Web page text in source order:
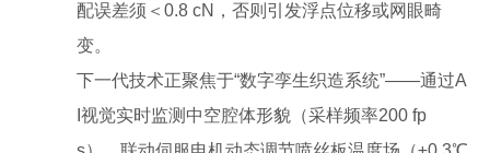
配误差须＜0.8 cN，否则引发浮点位移或网眼畸
变。
下一代技术正聚焦于“数字孪生织造系统”——通过A
I视觉实时监测中空腔体形貌（采样频率200 fp